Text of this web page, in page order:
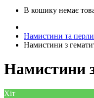
В кошику немає
Намистини та
Намистини з
Намистини
Хіт